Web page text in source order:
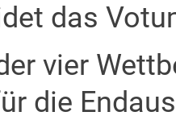
das
vier
die